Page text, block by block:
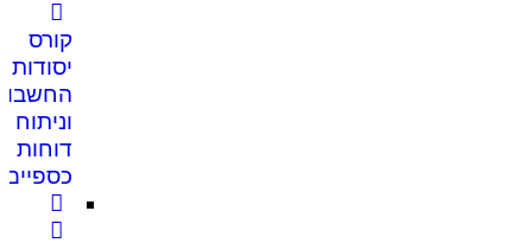
קורס
יסודות
וניתוח
דוחות
כספיים